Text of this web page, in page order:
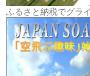
ふるさと納税でグラ